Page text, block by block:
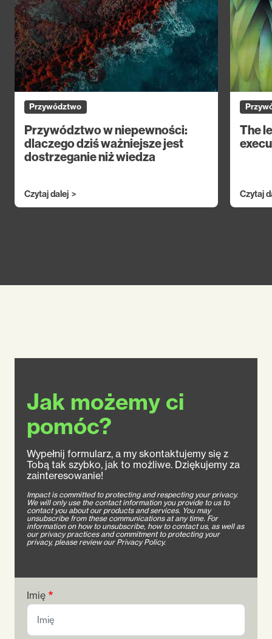
Przywództwo
Przywództwo w niepewności:
dlaczego dziś ważniejsze jest
dostrzeganie niż wiedza
Czytaj dalej
The
Czytaj
Jak możemy ci
pomóc?
Wypełnij formularz, a my skontaktujemy się z
Tobą tak szybko, jak to możliwe. Dziękujemy za
zainteresowanie!
Impact is committed to protecting and respecting your privacy.
We will only use the contact information you provide to us to
contact you about our products and services. You may
unsubscribe from these communications at any time. For
information on how to unsubscribe, how to contact us, as well as
our privacy practices and commitment to protecting your
privacy, please review our Privacy Policy.
Imię